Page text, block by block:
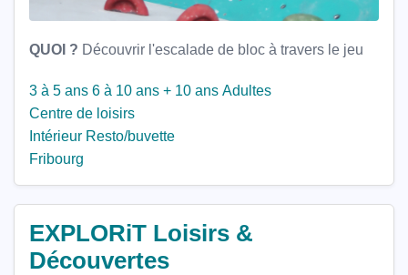
QUOI ? ​ Découvrir l'escalade de bloc à travers le jeu
3 à 5 ans 6 à 10 ans + 10 ans Adultes
Centre de loisirs
Intérieur Resto/buvette
Fribourg
EXPLORiT Loisirs &
Découvertes